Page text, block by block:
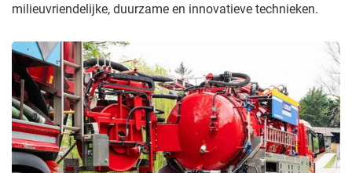
milieuvriendelijke, duurzame en innovatieve technieken.